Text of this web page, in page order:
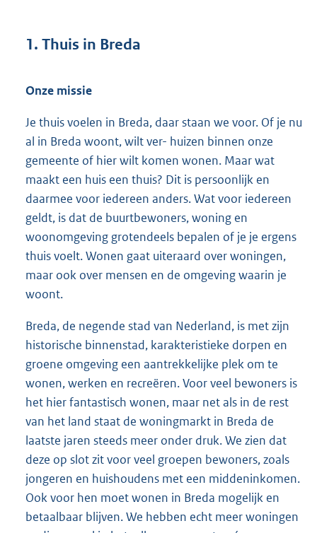
1. Thuis in Breda
Onze missie
Je thuis voelen in Breda, daar staan we voor. Of je nu
al in Breda woont, wilt ver- huizen binnen onze
gemeente of hier wilt komen wonen. Maar wat
maakt een huis een thuis? Dit is persoonlijk en
daarmee voor iedereen anders. Wat voor iedereen
geldt, is dat de buurtbewoners, woning en
woonomgeving grotendeels bepalen of je je ergens
thuis voelt. Wonen gaat uiteraard over woningen,
maar ook over mensen en de omgeving waarin je
woont.
Breda, de negende stad van Nederland, is met zijn
historische binnenstad, karakteristieke dorpen en
groene omgeving een aantrekkelijke plek om te
wonen, werken en recreëren. Voor veel bewoners is
het hier fantastisch wonen, maar net als in de rest
van het land staat de woningmarkt in Breda de
laatste jaren steeds meer onder druk. We zien dat
deze op slot zit voor veel groepen bewoners, zoals
jongeren en huishoudens met een middeninkomen.
Ook voor hen moet wonen in Breda mogelijk en
betaalbaar blijven. We hebben echt meer woningen